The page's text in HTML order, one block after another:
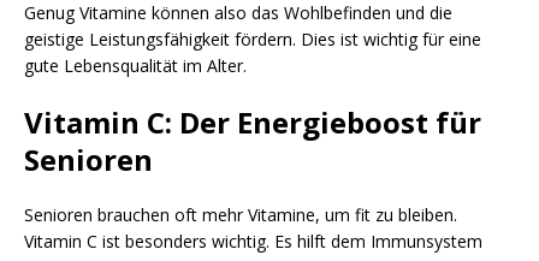
Genug Vitamine können also das Wohlbefinden und die
geistige Leistungsfähigkeit fördern. Dies ist wichtig für eine
gute Lebensqualität im Alter.
Vitamin C: Der Energieboost für
Senioren
Senioren brauchen oft mehr Vitamine, um fit zu bleiben.
Vitamin C ist besonders wichtig. Es hilft dem Immunsystem